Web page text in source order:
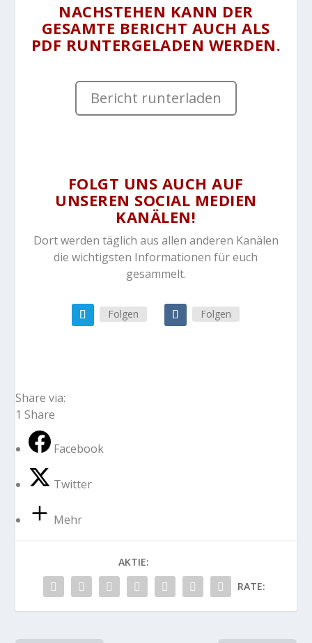
NACHSTEHEN KANN DER
GESAMTE BERICHT AUCH ALS
PDF RUNTERGELADEN WERDEN.
Bericht runterladen
FOLGT UNS AUCH AUF
UNSEREN SOCIAL MEDIEN
KANÄLEN!
Dort werden täglich aus allen anderen Kanälen
die wichtigsten Informationen für euch
gesammelt.
Folgen Folgen
Share via:
1 Share
Facebook
Twitter
Mehr
AKTIE:
RATE: